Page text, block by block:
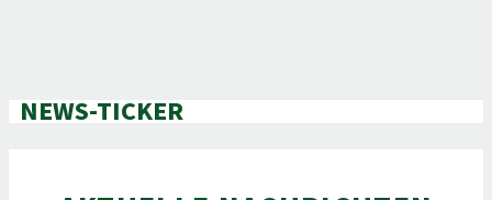
NEWS-TICKER